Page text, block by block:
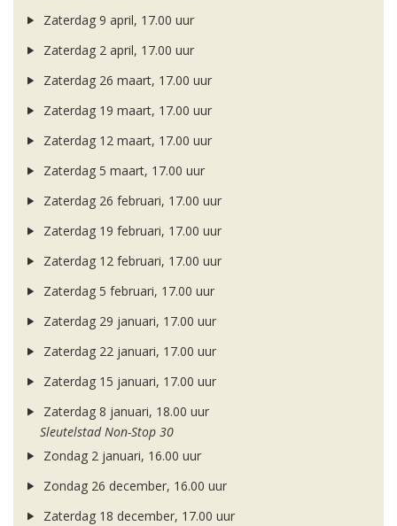
Zaterdag 9 april, 17.00 uur
Zaterdag 2 april, 17.00 uur
Zaterdag 26 maart, 17.00 uur
Zaterdag 19 maart, 17.00 uur
Zaterdag 12 maart, 17.00 uur
Zaterdag 5 maart, 17.00 uur
Zaterdag 26 februari, 17.00 uur
Zaterdag 19 februari, 17.00 uur
Zaterdag 12 februari, 17.00 uur
Zaterdag 5 februari, 17.00 uur
Zaterdag 29 januari, 17.00 uur
Zaterdag 22 januari, 17.00 uur
Zaterdag 15 januari, 17.00 uur
Zaterdag 8 januari, 18.00 uur
Sleutelstad Non-Stop 30
Zondag 2 januari, 16.00 uur
Zondag 26 december, 16.00 uur
Zaterdag 18 december, 17.00 uur